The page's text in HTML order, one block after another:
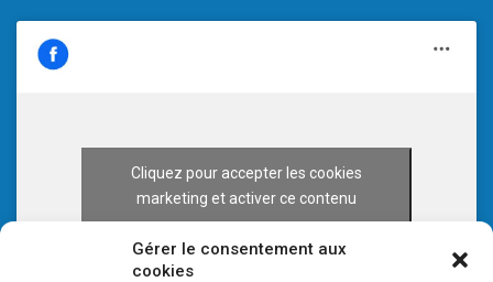
Gérer le consentement aux
cookies
Cliquez pour accepter les cookies
marketing et activer ce contenu